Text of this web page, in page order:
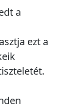
a
ezt a